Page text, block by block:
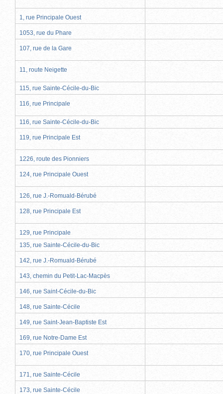
1, rue Principale Ouest
1053, rue du Phare
107, rue de la Gare
11, route Neigette
115, rue Sainte-Cécile-du-Bic
116, rue Principale
116, rue Sainte-Cécile-du-Bic
119, rue Principale Est
1226, route des Pionniers
124, rue Principale Ouest
126, rue J.-Romuald-Bérubé
128, rue Principale Est
129, rue Principale
135, rue Sainte-Cécile-du-Bic
142, rue J.-Romuald-Bérubé
143, chemin du Petit-Lac-Macpès
146, rue Saint-Cécile-du-Bic
148, rue Sainte-Cécile
149, rue Saint-Jean-Baptiste Est
169, rue Notre-Dame Est
170, rue Principale Ouest
171, rue Sainte-Cécile
173, rue Sainte-Cécile